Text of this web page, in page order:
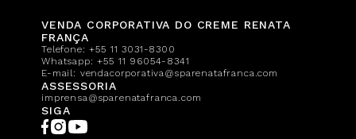
VENDA CORPORATIVA DO CREME RENATA
FRANÇA
Telefone:+55 11 3031-8300
Whatsapp:+55 11 96054-8341
E-mail: vendacorporativa@sparenatafranca.com
ASSESSORIA
imprensa@sparenatafranca.com
SIGA